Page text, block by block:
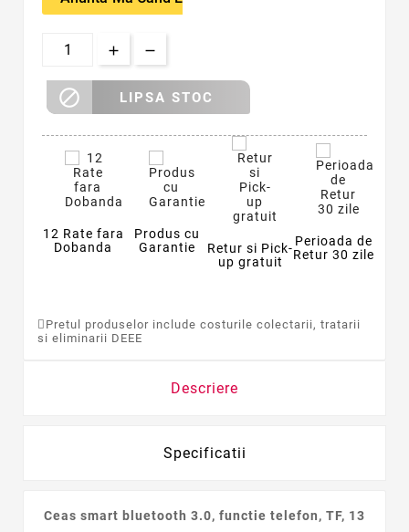
 LIPSA STOC
12 Rate fara
Dobanda
Produs cu
Garantie
Retur si Pick-
up gratuit
Perioada de
Retur 30 zile
Pretul produselor include costurile colectarii, tratarii
si eliminarii DEEE
Descriere
Specificatii
Ceas smart bluetooth 3.0, functie telefon, TF, 13